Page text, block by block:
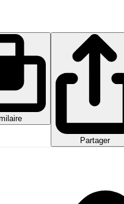
Partager